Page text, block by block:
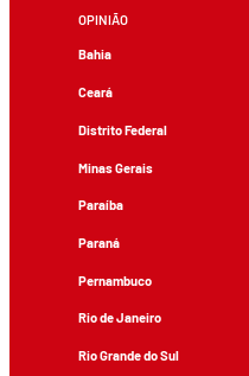
OPINIÃO
Bahia
Ceará
Distrito Federal
Minas Gerais
Paraíba
Paraná
Pernambuco
Rio de Janeiro
Rio Grande do Sul